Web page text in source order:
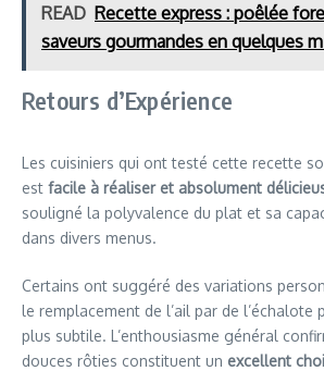
READ Recette express : poêlée
saveurs gourmandes en quelques
Retours d’Expérience
Les cuisiniers qui ont testé cette recette
est facile à réaliser et absolument
souligné la polyvalence du plat et sa
dans divers menus.
Certains ont suggéré des variations
le remplacement de l’ail par de l’échalote
plus subtile. L’enthousiasme général
douces rôties constituent un excellent